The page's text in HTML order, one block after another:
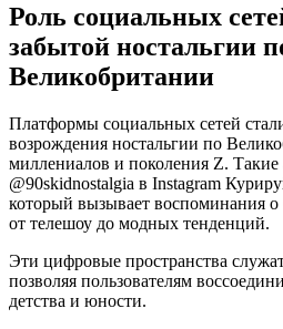
Роль социальных
забытой ностальгии
Великобритании
Платформы социальных сетей
возрождения ностальгии по
миллениалов и поколения Z. Такие
@90skidnostalgia в Instagram
который вызывает воспоминания о
от телешоу до модных тенденций.
Эти цифровые пространства
позволяя пользователям
детства и юности.